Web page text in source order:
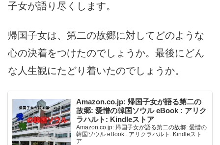
子女が語り尽くします。
帰国子女は、第二の故郷に対してどのような
心の決着をつけたのでしょうか。最後にどん
な人生観にたどり着いたのでしょうか。
Amazon.co.jp: 帰国子女が語る第二の
故郷: 愛憎の韓国ソウル eBook : アリク
ラハルト: Kindleストア
Amazon.co.jp: 帰国子女が語る第二の故郷: 愛憎の
韓国ソウル eBook : アリクラハルト: Kindleスト
ア